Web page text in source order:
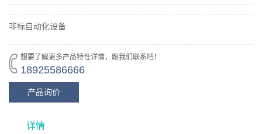
非标自动化设备
想要了解更多产品特性详情，跟我们联系吧！
18925586666
产品询价
详情